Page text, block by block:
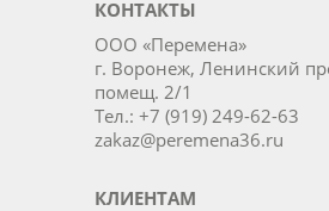
КОНТАКТЫ
ООО «Перемена»
г. Воронеж, Ленинский
помещ. 2/1
Тел.: +7 (919) 249-62-63
zakaz@peremena36.ru
КЛИЕНТАМ